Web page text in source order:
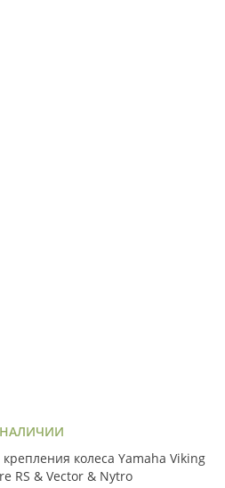
колеса Yamaha Viking
RS & Vector & Nytro